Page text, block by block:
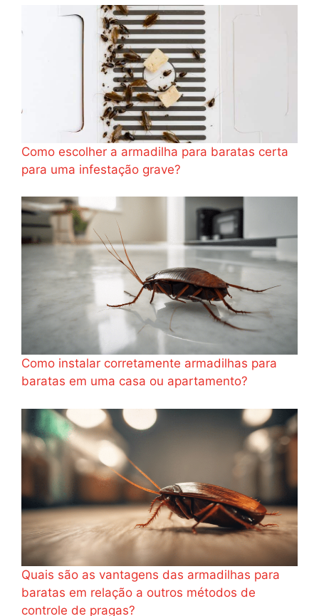
Como escolher a armadilha para baratas certa
para uma infestação grave?
Como instalar corretamente armadilhas para
baratas em uma casa ou apartamento?
Quais são as vantagens das armadilhas para
baratas em relação a outros métodos de
controle de pragas?